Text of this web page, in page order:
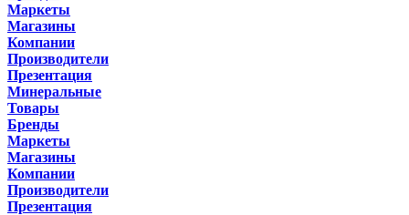
Маркеты
Магазины
Компании
Производители
Презентация
Минеральные
Товары
Бренды
Маркеты
Магазины
Компании
Производители
Презентация